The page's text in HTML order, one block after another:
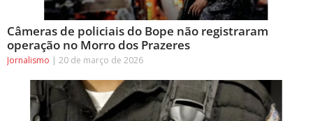
Câmeras de policiais do Bope não registraram
operação no Morro dos Prazeres
Jornalismo 20 de março de 2026